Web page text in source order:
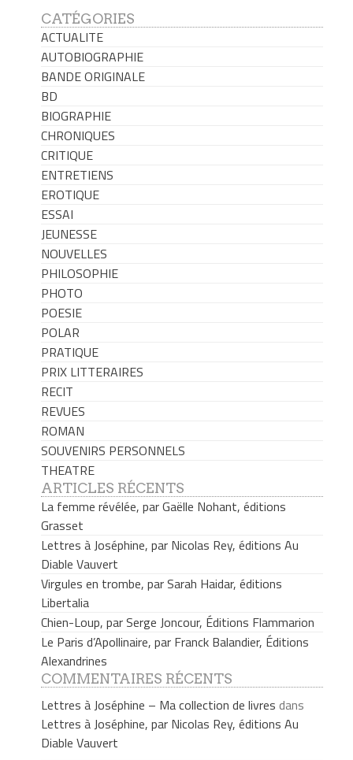
CATÉGORIES
ACTUALITE
AUTOBIOGRAPHIE
BANDE ORIGINALE
BD
BIOGRAPHIE
CHRONIQUES
CRITIQUE
ENTRETIENS
EROTIQUE
ESSAI
JEUNESSE
NOUVELLES
PHILOSOPHIE
PHOTO
POESIE
POLAR
PRATIQUE
PRIX LITTERAIRES
RECIT
REVUES
ROMAN
SOUVENIRS PERSONNELS
THEATRE
ARTICLES RÉCENTS
La femme révélée, par Gaëlle Nohant, éditions
Grasset
Lettres à Joséphine, par Nicolas Rey, éditions Au
Diable Vauvert
Virgules en trombe, par Sarah Haidar, éditions
Libertalia
Chien-Loup, par Serge Joncour, Éditions Flammarion
Le Paris d’Apollinaire, par Franck Balandier, Éditions
Alexandrines
COMMENTAIRES RÉCENTS
Lettres à Joséphine – Ma collection de livres dans
Lettres à Joséphine, par Nicolas Rey, éditions Au
Diable Vauvert